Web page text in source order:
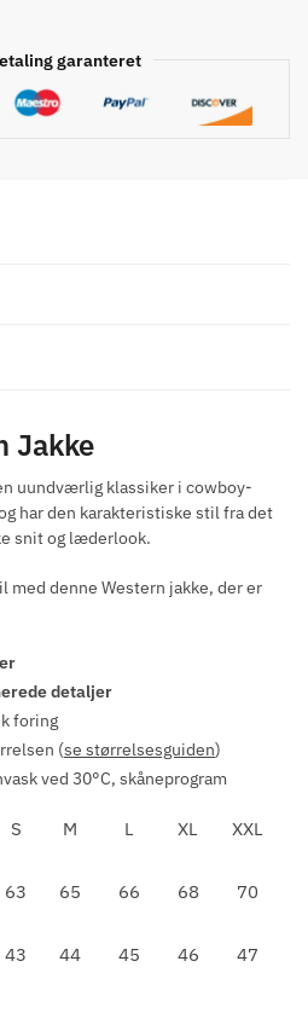
garanteret
Jakke
uundværlig klassiker i cowboy-
har den karakteristiske stil fra det
snit og læderlook.
med denne Western jakke, der er
detaljer
foring
(se størrelsesguiden)
ved 30°C, skåneprogram
S M L XL XXL
63 65 66 68 70
43 44 45 46 47